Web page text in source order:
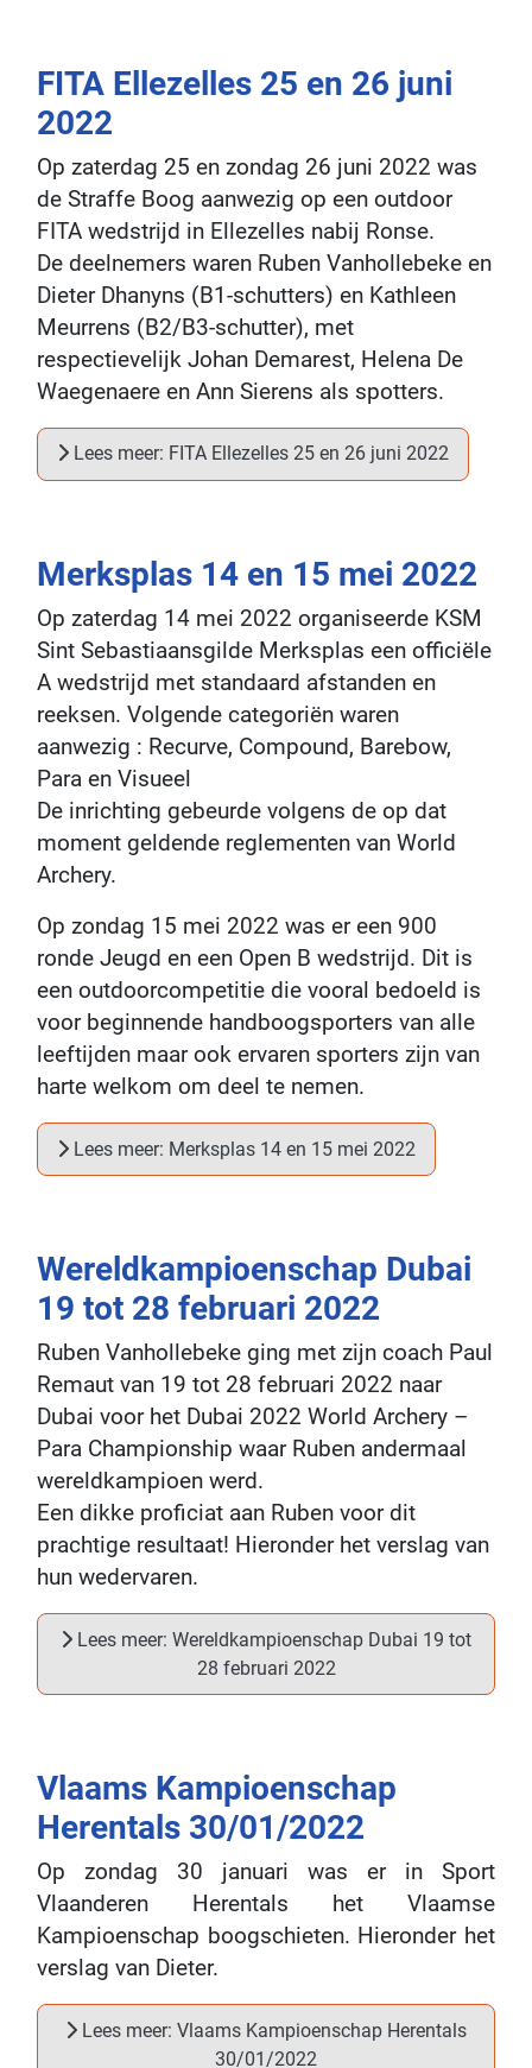
FITA Ellezelles 25 en 26 juni
2022
Op zaterdag 25 en zondag 26 juni 2022 was
de Straffe Boog aanwezig op een outdoor
FITA wedstrijd in Ellezelles nabij Ronse.
De deelnemers waren Ruben Vanhollebeke en
Dieter Dhanyns (B1-schutters) en Kathleen
Meurrens (B2/B3-schutter), met
respectievelijk Johan Demarest, Helena De
Waegenaere en Ann Sierens als spotters.
Lees meer: FITA Ellezelles 25 en 26 juni 2022
Merksplas 14 en 15 mei 2022
Op zaterdag 14 mei 2022 organiseerde KSM
Sint Sebastiaansgilde Merksplas een officiële
A wedstrijd met standaard afstanden en
reeksen. Volgende categoriën waren
aanwezig : Recurve, Compound, Barebow,
Para en Visueel
De inrichting gebeurde volgens de op dat
moment geldende reglementen van World
Archery.
Op zondag 15 mei 2022 was er een 900
ronde Jeugd en een Open B wedstrijd. Dit is
een outdoorcompetitie die vooral bedoeld is
voor beginnende handboogsporters van alle
leeftijden maar ook ervaren sporters zijn van
harte welkom om deel te nemen.
Lees meer: Merksplas 14 en 15 mei 2022
Wereldkampioenschap Dubai
19 tot 28 februari 2022
Ruben Vanhollebeke ging met zijn coach Paul
Remaut van 19 tot 28 februari 2022 naar
Dubai voor het Dubai 2022 World Archery –
Para Championship waar Ruben andermaal
wereldkampioen werd.
Een dikke proficiat aan Ruben voor dit
prachtige resultaat! Hieronder het verslag van
hun wedervaren.
Lees meer: Wereldkampioenschap Dubai 19 tot
28 februari 2022
Vlaams Kampioenschap
Herentals 30/01/2022
Op zondag 30 januari was er in Sport
Vlaanderen Herentals het Vlaamse
Kampioenschap boogschieten. Hieronder het
verslag van Dieter.
Lees meer: Vlaams Kampioenschap Herentals
30/01/2022